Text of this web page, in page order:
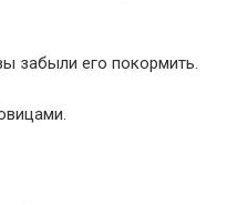
забыли его покормить.